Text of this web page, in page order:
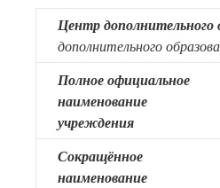
Центр дополнительного
дополнительного
Полное официальное
наименование
учреждения
Сокращённое
наименование